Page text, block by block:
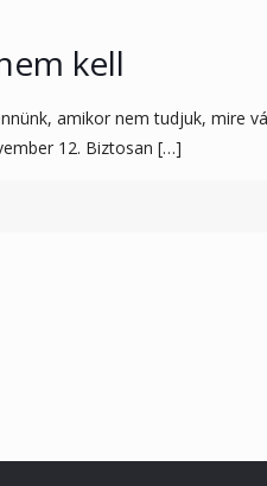
kell
amikor nem tudjuk, mire
12. Biztosan […]